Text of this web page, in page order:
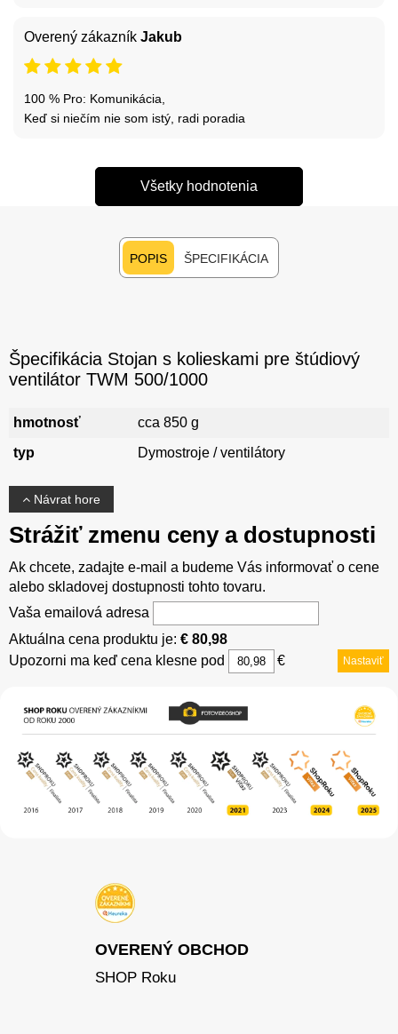
Overený zákazník Jakub
100 % Pro: Komunikácia,
Keď si niečím nie som istý, radi poradia
Všetky hodnotenia
POPIS ŠPECIFIKÁCIA
Špecifikácia Stojan s kolieskami pre štúdiový
ventilátor TWM 500/1000
hmotnosť
cca 850 g
typ
Dymostroje / ventilátory
Návrat hore
Strážiť zmenu ceny a dostupnosti
Ak chcete, zadajte e-mail a budeme Vás informovať o cene
alebo skladovej dostupnosti tohto tovaru.
Vaša emailová adresa
Aktuálna cena produktu je: € 80,98
Upozorni ma keď cena klesne pod
€ Nastaviť
OVERENÝ OBCHOD
SHOP Roku